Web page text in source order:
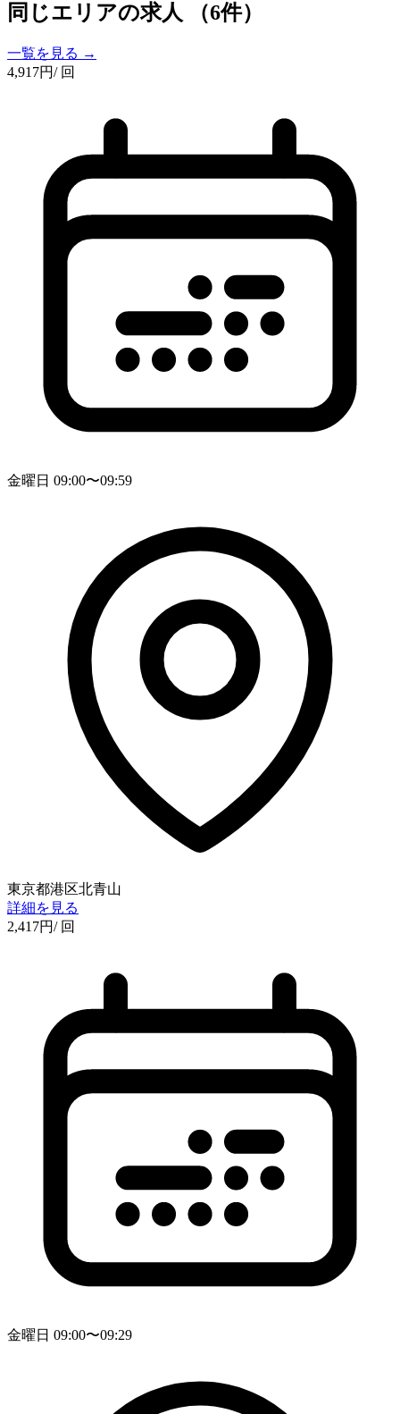
同じエリアの求人 （6件）
一覧を見る →
4,917円/ 回
金曜日 09:00〜09:59
東京都港区北青山
詳細を見る
2,417円/ 回
金曜日 09:00〜09:29